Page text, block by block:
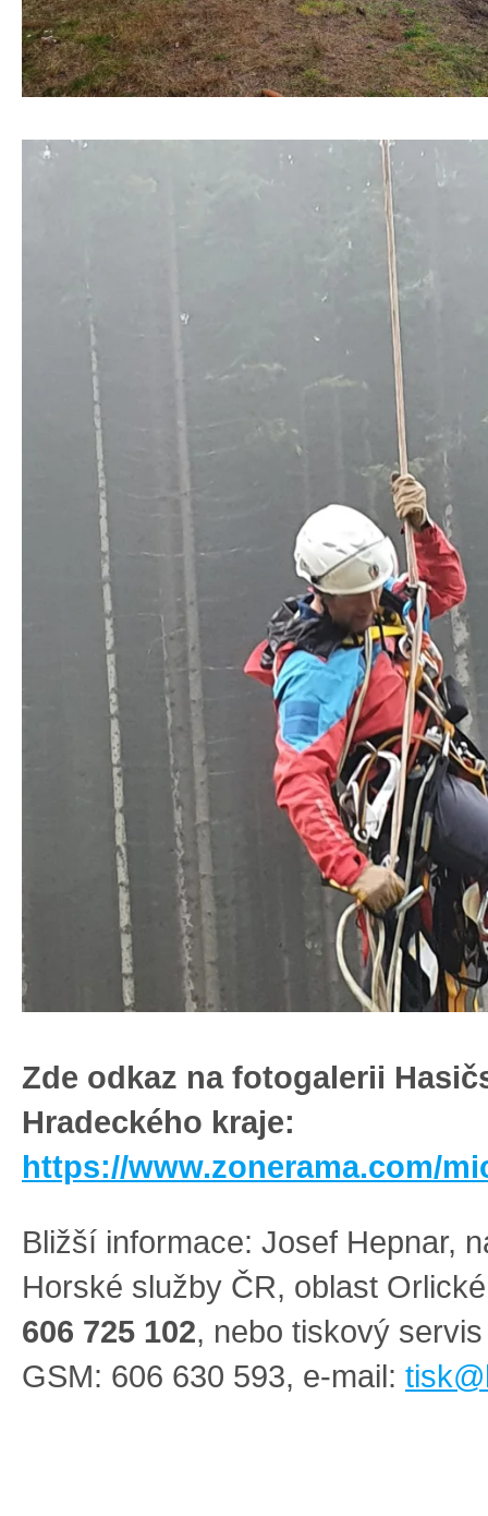
Zde odkaz na fotogalerii
Hradeckého kraje:
https://www.zonerama.com/
Bližší informace: Josef Hepnar,
Horské služby ČR, oblast
606 725 102, nebo tiskový
GSM: 606 630 593, e-mail: